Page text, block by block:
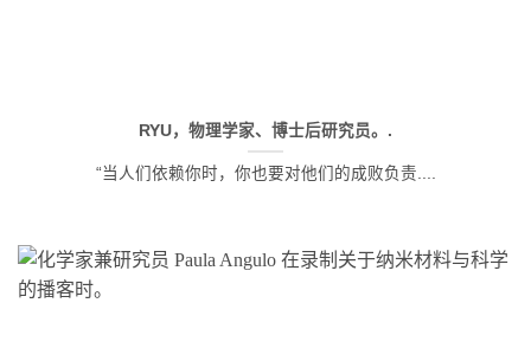
RYU，物理学家、博士后研究员。.
“当人们依赖你时，你也要对他们的成败负责....